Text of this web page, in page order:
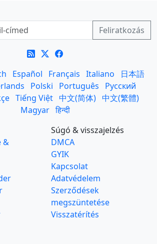
Español Français Italiano
日本語
Polski Português
Русский
Tiếng Việt 中文(简体) 中文(繁體)
Magyar हिन्दी
&
Súgó & visszajelzés
DMCA
GYIK
Kapcsolat
Adatvédelem
Szerződések
megszüntetése
Visszatérítés